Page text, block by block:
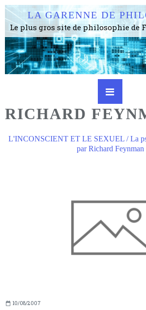
LA GARENNE DE
RICHARD
L'INCONSCIENT ET LE SEXUEL / La
par Richard Feynman
10/08/2007